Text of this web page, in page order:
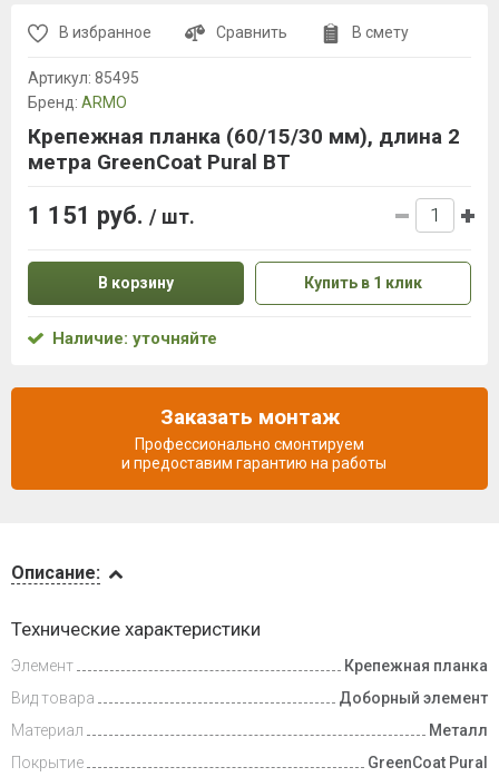
и оплата
Описание:
Технические характеристики
Элемент
Крепежная планка
Вид товара
Доборный элемент
Материал
Металл
Покрытие
GreenCoat Pural
В избранное Сравнить В смету
Артикул: 85495
Бренд: ARMO
Крепежная планка (60/15/30 мм), длина 2
метра GreenCoat Pural BT
1 151 руб. / шт.
В корзину Купить в 1 клик
Наличие: уточняйте
Заказать монтаж
Профессионально смонтируем
и предоставим гарантию на работы